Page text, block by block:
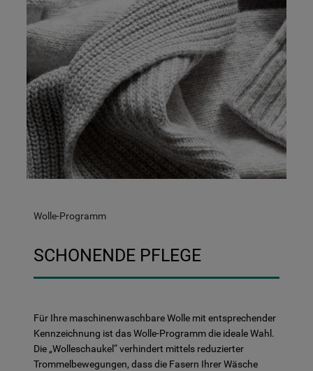
Wolle-Programm
SCHONENDE PFLEGE
Für Ihre maschinenwaschbare Wolle mit entsprechender
Kennzeichnung ist das Wolle-Programm die ideale Wahl.
Die „Wolleschaukel“ verhindert mittels reduzierter
Trommelbewegungen, dass die Fasern Ihrer Wäsche